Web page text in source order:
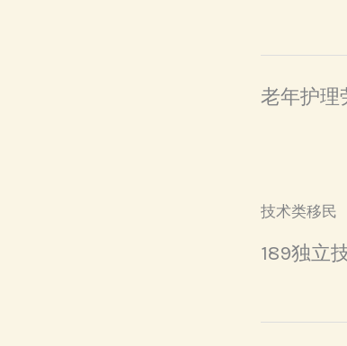
老年护理
技术类移民
189独立